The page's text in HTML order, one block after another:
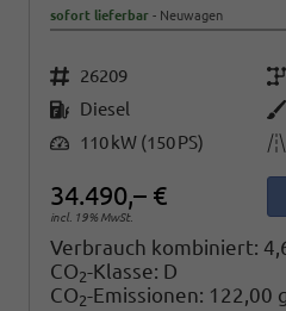
sofort lieferbar Neuwagen
Fahrzeugnr. 26209 Getriebe
Kraftstoff Diesel Außenfarbe
Leistung 110 kW (150 PS) Kilometerstand
34.490,– €
incl. 19% MwSt.
Verbrauch kombiniert:
CO2-Klasse: D
CO2-Emissionen: 122,00